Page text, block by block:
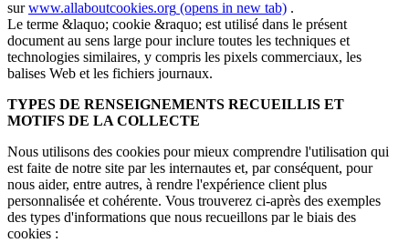
surwww.allaboutcookies.org (opens in new tab) .
Le terme &laquo; cookie &raquo; est utilisé dans le présent
document au sens large pour inclure toutes les techniques et
technologies similaires, y compris les pixels commerciaux, les
balises Web et les fichiers journaux.
TYPES DE RENSEIGNEMENTS RECUEILLIS ET
MOTIFS DE LA COLLECTE
Nous utilisons des cookies pour mieux comprendre l'utilisation qui
est faite de notre site par les internautes et, par conséquent, pour
nous aider, entre autres, à rendre l'expérience client plus
personnalisée et cohérente. Vous trouverez ci-après des exemples
des types d'informations que nous recueillons par le biais des
cookies :